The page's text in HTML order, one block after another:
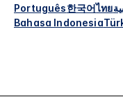
Português한국어ไทย
Bahasa Indonesia